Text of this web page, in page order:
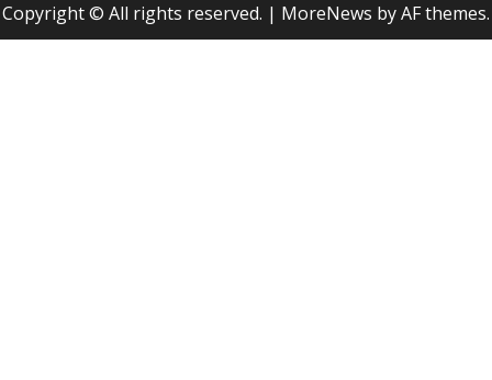
Copyright © All rights reserved. | MoreNews by AF themes.